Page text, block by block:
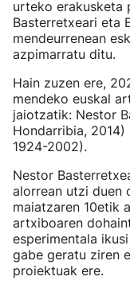
urteko erakusketa
Basterretxeari eta
mendeurrenean
azpimarratu ditu.
Hain zuzen ere,
mendeko euskal
jaiotzatik: Nestor
Hondarribia,
1924-2002).
Nestor
alorrean utzi duen
maiatzaren 10etik
artxiboaren
esperimentala
gabe geratu ziren
proiektuak ere.